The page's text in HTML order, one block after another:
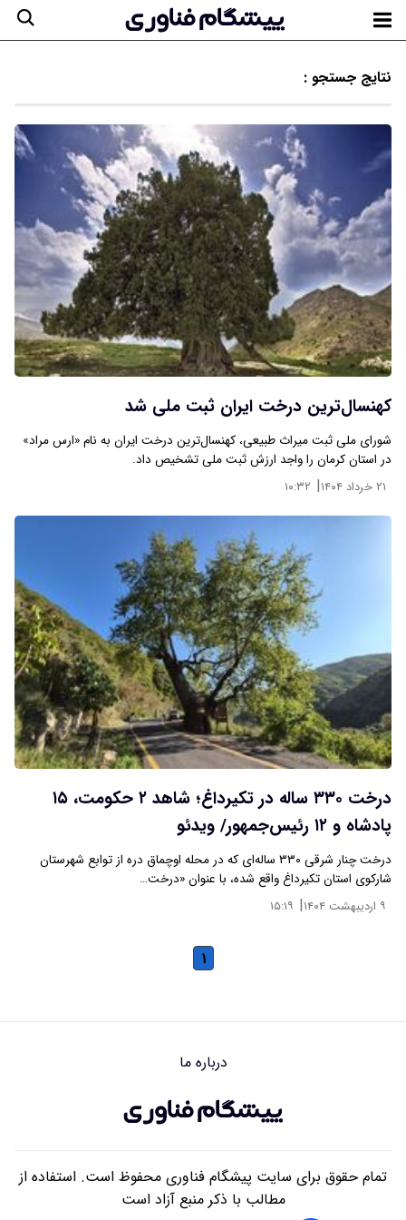
نتایج جستجو :
کهنسال‌ترین درخت ایران ثبت ملی شد
شورای ملی ثبت میراث طبیعی، کهنسال‌ترین درخت ایران به نام «ارس مراد»
در استان کرمان را واجد ارزش ثبت ملی تشخیص داد.
۲۱ خرداد ۱۴۰۴ | ۱۰:۳۲
درخت ۳۳۰ ساله در تکیرداغ؛ شاهد ۲ حکومت، ۱۵
پادشاه و ۱۲ رئیس‌جمهور/ ویدئو
درخت چنار شرقی ۳۳۰ ساله‌ای که در محله اوچماق دره از توابع شهرستان
شارکوی استان تکیرداغ واقع شده، با عنوان «درخت…
۹ اردیبهشت ۱۴۰۴ | ۱۵:۱۹
۱
درباره ما
تمام حقوق برای سایت پیشگام فناوری محفوظ است. استفاده از
مطالب با ذکر منبع آزاد است